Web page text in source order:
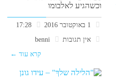
וכשהגיע לאלבומו
אין תגובות
benni
קרא עוד ←